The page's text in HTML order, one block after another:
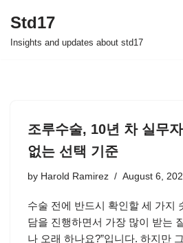
Skip
Std17
Insights and updates about std17
조루수술, 10년 차 실무
없는 선택 기준
by Harold Ramirez August 6,
수술 전에 반드시 확인할 세 가지
담을 진행하면서 가장 많이 받는
나 오래 하나요?”입니다. 하지만